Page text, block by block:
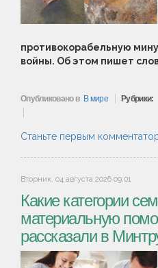
противокорабельную
войны. Об этом пишет
Опубликовано в В мире Рубрики:
Станьте первым
Вторник, 04 августа 2026 09:01
Какие категории
материальную
рассказали в